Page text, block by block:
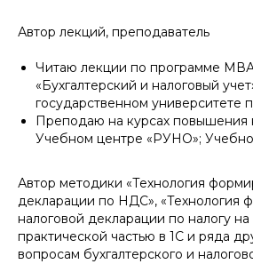
Автор лекций, преподаватель
Читаю лекции по программе
«Бухгалтерский и налоговый
государственном университете
Преподаю на курсах повышения
Учебном центре «РУНО»;
Автор методики «Технология
декларации по НДС», «Технология
налоговой декларации по налогу
практической частью в 1С и ряда
вопросам бухгалтерского и